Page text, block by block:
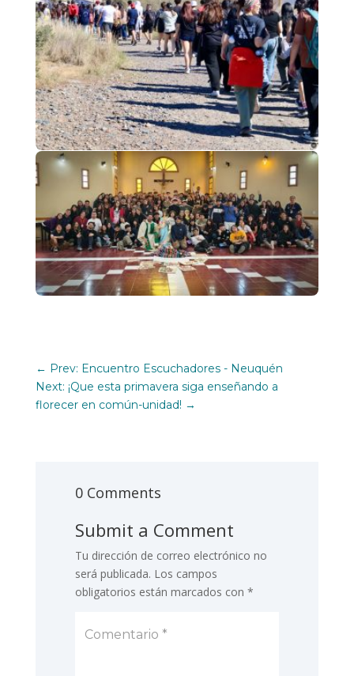
← Prev: Encuentro Escuchadores - Neuquén
Next: ¡Que esta primavera siga enseñando a
florecer en común-unidad! →
0 Comments
Submit a Comment
Tu dirección de correo electrónico no
será publicada. Los campos
obligatorios están marcados con *